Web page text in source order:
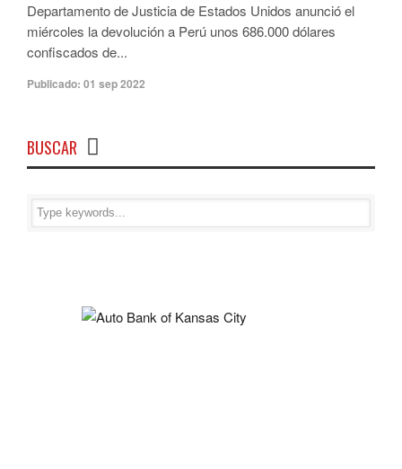
Departamento de Justicia de Estados Unidos anunció el
miércoles la devolución a Perú unos 686.000 dólares
confiscados de...
Publicado: 01 sep 2022
BUSCAR